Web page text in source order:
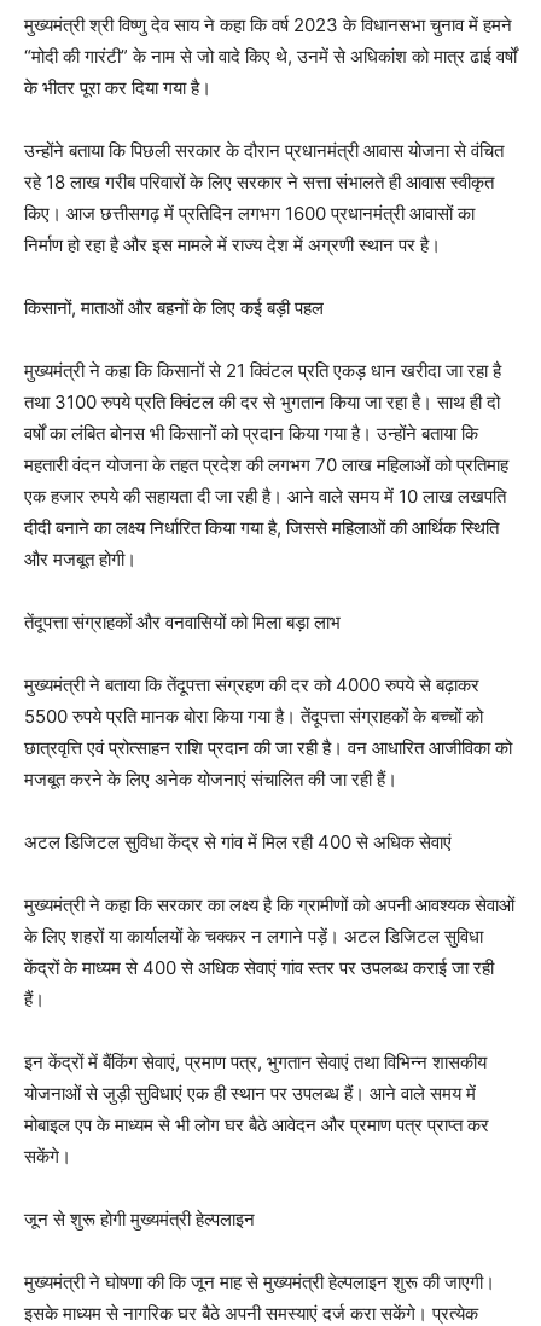
मुख्यमंत्री श्री विष्णु देव साय ने कहा कि वर्ष 2023 के विधानसभा चुनाव में हमने
“मोदी की गारंटी” के नाम से जो वादे किए थे, उनमें से अधिकांश को मात्र ढाई वर्षों
के भीतर पूरा कर दिया गया है।
उन्होंने बताया कि पिछली सरकार के दौरान प्रधानमंत्री आवास योजना से वंचित
रहे 18 लाख गरीब परिवारों के लिए सरकार ने सत्ता संभालते ही आवास स्वीकृत
किए। आज छत्तीसगढ़ में प्रतिदिन लगभग 1600 प्रधानमंत्री आवासों का
निर्माण हो रहा है और इस मामले में राज्य देश में अग्रणी स्थान पर है।
किसानों, माताओं और बहनों के लिए कई बड़ी पहल
मुख्यमंत्री ने कहा कि किसानों से 21 क्विंटल प्रति एकड़ धान खरीदा जा रहा है
तथा 3100 रुपये प्रति क्विंटल की दर से भुगतान किया जा रहा है। साथ ही दो
वर्षों का लंबित बोनस भी किसानों को प्रदान किया गया है। उन्होंने बताया कि
महतारी वंदन योजना के तहत प्रदेश की लगभग 70 लाख महिलाओं को प्रतिमाह
एक हजार रुपये की सहायता दी जा रही है। आने वाले समय में 10 लाख लखपति
दीदी बनाने का लक्ष्य निर्धारित किया गया है, जिससे महिलाओं की आर्थिक स्थिति
और मजबूत होगी।
तेंदूपत्ता संग्राहकों और वनवासियों को मिला बड़ा लाभ
मुख्यमंत्री ने बताया कि तेंदूपत्ता संग्रहण की दर को 4000 रुपये से बढ़ाकर
5500 रुपये प्रति मानक बोरा किया गया है। तेंदूपत्ता संग्राहकों के बच्चों को
छात्रवृत्ति एवं प्रोत्साहन राशि प्रदान की जा रही है। वन आधारित आजीविका को
मजबूत करने के लिए अनेक योजनाएं संचालित की जा रही हैं।
अटल डिजिटल सुविधा केंद्र से गांव में मिल रही 400 से अधिक सेवाएं
मुख्यमंत्री ने कहा कि सरकार का लक्ष्य है कि ग्रामीणों को अपनी आवश्यक सेवाओं
के लिए शहरों या कार्यालयों के चक्कर न लगाने पड़ें। अटल डिजिटल सुविधा
केंद्रों के माध्यम से 400 से अधिक सेवाएं गांव स्तर पर उपलब्ध कराई जा रही
हैं।
इन केंद्रों में बैंकिंग सेवाएं, प्रमाण पत्र, भुगतान सेवाएं तथा विभिन्न शासकीय
योजनाओं से जुड़ी सुविधाएं एक ही स्थान पर उपलब्ध हैं। आने वाले समय में
मोबाइल एप के माध्यम से भी लोग घर बैठे आवेदन और प्रमाण पत्र प्राप्त कर
सकेंगे।
जून से शुरू होगी मुख्यमंत्री हेल्पलाइन
मुख्यमंत्री ने घोषणा की कि जून माह से मुख्यमंत्री हेल्पलाइन शुरू की जाएगी।
इसके माध्यम से नागरिक घर बैठे अपनी समस्याएं दर्ज करा सकेंगे। प्रत्येक